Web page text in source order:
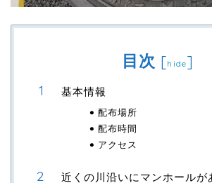
目次 [hide]
基本情報
配布場所
配布時間
アクセス
近くの川沿いにマンホールが